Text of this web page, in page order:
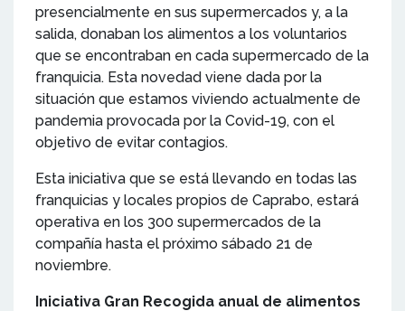
presencialmente en sus supermercados y, a la
salida, donaban los alimentos a los voluntarios
que se encontraban en cada supermercado de la
franquicia. Esta novedad viene dada por la
situación que estamos viviendo actualmente de
pandemia provocada por la Covid-19, con el
objetivo de evitar contagios.
Esta iniciativa que se está llevando en todas las
franquicias y locales propios de Caprabo, estará
operativa en los 300 supermercados de la
compañía hasta el próximo sábado 21 de
noviembre.
Iniciativa Gran Recogida anual de alimentos